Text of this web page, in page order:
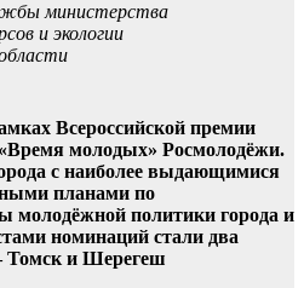
министерства
и экологии
Всероссийской премии
молодых» Росмолодёжи.
с наиболее выдающимися
планами по
молодёжной политики города и
номинаций стали два
Томск и Шерегеш